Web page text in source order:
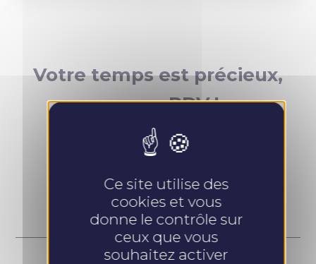
Votre temps est précieux,
prenez RDV !
Ce site utilise des
cookies et vous
donne le contrôle sur
ceux que vous
souhaitez activer